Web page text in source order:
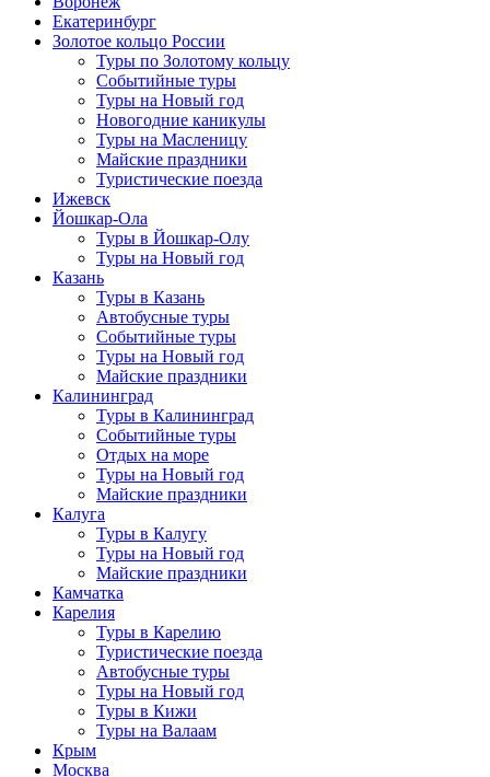
Екатеринбург
Золотое кольцо России
Туры по Золотому кольцу
Событийные туры
Туры на Новый год
Новогодние каникулы
Туры на Масленицу
Майские праздники
Туристические поезда
Ижевск
Йошкар-Ола
Туры в Йошкар-Олу
Туры на Новый год
Казань
Туры в Казань
Автобусные туры
Событийные туры
Туры на Новый год
Майские праздники
Калининград
Туры в Калининград
Событийные туры
Отдых на море
Туры на Новый год
Майские праздники
Калуга
Туры в Калугу
Туры на Новый год
Майские праздники
Камчатка
Карелия
Туры в Карелию
Туристические поезда
Автобусные туры
Туры на Новый год
Туры в Кижи
Туры на Валаам
Крым
Москва